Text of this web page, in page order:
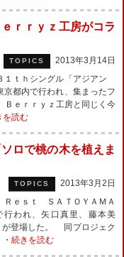
ｒｒｙｚ工房がコラ
TOPICS
2013年3月14日
１ｔｈシングル「アジアン
都内で行われ、集まったフ
ｅｒｒｙｚ工房と同じく今
を読む
ロで桃の木を植えま
TOPICS
2013年3月2日
ｅｓｔ ＳＡＴＯＹＡＭＡ
われ、矢口真里、藤本美
が登場した。 同プロジェク
続きを読む